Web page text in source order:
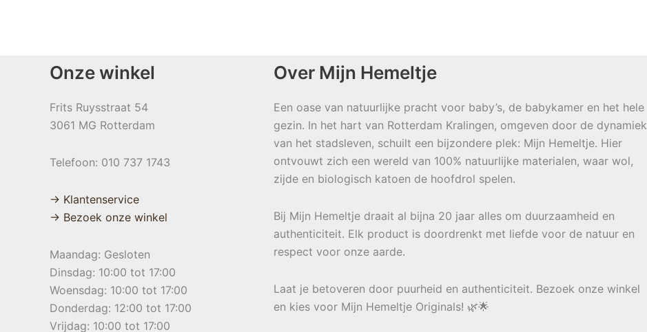
Onze winkel
Frits Ruysstraat 54
3061 MG Rotterdam
Telefoon: 010 737 1743
→ Klantenservice
→ Bezoek onze winkel
Maandag: Gesloten
Dinsdag: 10:00 tot 17:00
Woensdag: 10:00 tot 17:00
Donderdag: 12:00 tot 17:00
Vrijdag: 10:00 tot 17:00
Over Mijn Hemeltje
Een oase van natuurlijke pracht voor baby’s, de babykamer en het hele
gezin. In het hart van Rotterdam Kralingen, omgeven door de dynamiek
van het stadsleven, schuilt een bijzondere plek: Mijn Hemeltje. Hier
ontvouwt zich een wereld van 100% natuurlijke materialen, waar wol,
zijde en biologisch katoen de hoofdrol spelen.
Bij Mijn Hemeltje draait al bijna 20 jaar alles om duurzaamheid en
authenticiteit. Elk product is doordrenkt met liefde voor de natuur en
respect voor onze aarde.
Laat je betoveren door puurheid en authenticiteit. Bezoek onze winkel
en kies voor Mijn Hemeltje Originals! 🌿🌟